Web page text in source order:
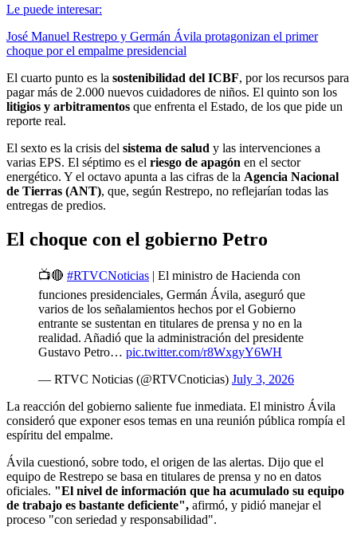
Le puede interesar:
José Manuel Restrepo y Germán Ávila protagonizan el primer
choque por el empalme presidencial
El cuarto punto es la sostenibilidad del ICBF, por los recursos para
pagar más de 2.000 nuevos cuidadores de niños. El quinto son los
litigios y arbitramentos que enfrenta el Estado, de los que pide un
reporte real.
El sexto es la crisis del sistema de salud y las intervenciones a
varias EPS. El séptimo es el riesgo de apagón en el sector
energético. Y el octavo apunta a las cifras de la Agencia Nacional
de Tierras (ANT), que, según Restrepo, no reflejarían todas las
entregas de predios.
El choque con el gobierno Petro
📺🔴 #RTVCNoticias | El ministro de Hacienda con
funciones presidenciales, Germán Ávila, aseguró que
varios de los señalamientos hechos por el Gobierno
entrante se sustentan en titulares de prensa y no en la
realidad. Añadió que la administración del presidente
Gustavo Petro… pic.twitter.com/r8WxgyY6WH
— RTVC Noticias (@RTVCnoticias) July 3, 2026
La reacción del gobierno saliente fue inmediata. El ministro Ávila
consideró que exponer esos temas en una reunión pública rompía el
espíritu del empalme.
Ávila cuestionó, sobre todo, el origen de las alertas. Dijo que el
equipo de Restrepo se basa en titulares de prensa y no en datos
oficiales. "El nivel de información que ha acumulado su equipo
de trabajo es bastante deficiente", afirmó, y pidió manejar el
proceso "con seriedad y responsabilidad".